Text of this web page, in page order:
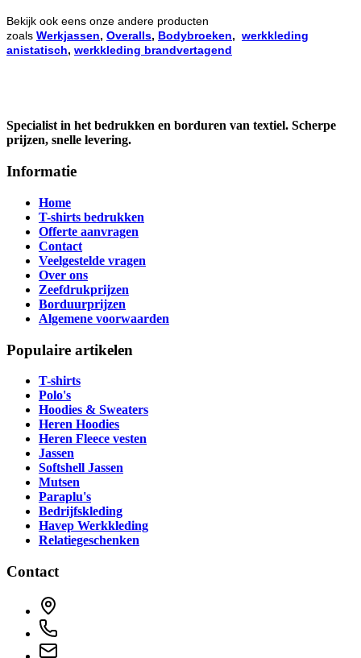
Bekijk ook eens onze andere producten
zoals Werkjassen, Overalls, Bodybroeken, werkkleding
anistatisch, werkkleding brandvertagend
Specialist in het bedrukken en borduren van textiel. Scherpe
prijzen, snelle levering.
Informatie
Home
T-shirts bedrukken
Offerte aanvragen
Contact
Veelgestelde vragen
Over ons
Zeefdrukprijzen
Borduurprijzen
Algemene voorwaarden
Populaire artikelen
T-shirts
Polo's
Hoodies & Sweaters
Heren Hoodies
Heren Fleece vesten
Jassen
Softshell Jassen
Mutsen
Paraplu's
Bedrijfskleding
Havep Werkkleding
Relatiegeschenken
Contact